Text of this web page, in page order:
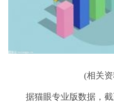
(相关
据猫眼专业版数据，